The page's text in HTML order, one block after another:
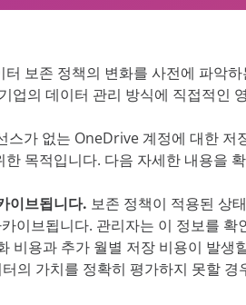
MyHub
보존 정책의 변화를 사전에 파악
업의 데이터 관리 방식에 직접적인
가 없는 OneDrive 계정에 대한 저
목적입니다. 다음 자세한 내용을
이브됩니다. 보존 정책이 적용된 상
이브됩니다. 관리자는 이 정보를
비용과 추가 월별 저장 비용이 발
의 가치를 정확히 평가하지 못할